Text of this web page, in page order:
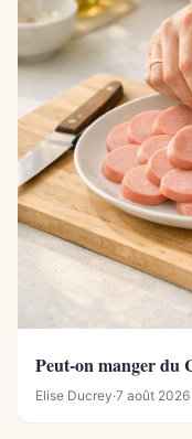
Peut-on manger du
Elise Ducrey·7 août 2026